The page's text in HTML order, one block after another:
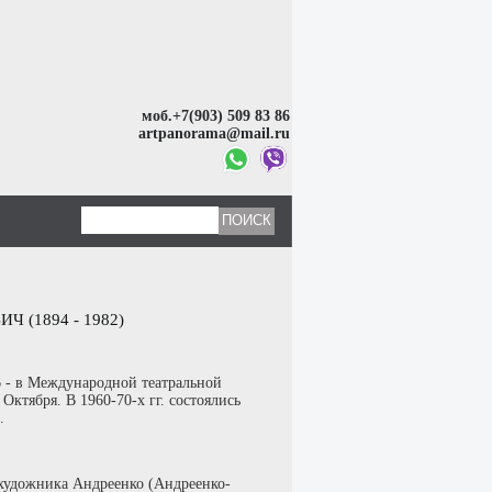
моб.+7(903) 509 83 86
artpanorama@mail.ru
(1894 - 1982)
в Международной театральной
В 1960-70-х гг. состоялись
Андреенко (Андреенко-